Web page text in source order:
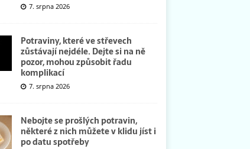
7. srpna 2026
Potraviny, které ve střevech
zůstávají nejdéle. Dejte si na ně
pozor, mohou způsobit řadu
komplikací
7. srpna 2026
Nebojte se prošlých potravin,
některé z nich můžete v klidu jíst i
po datu spotřeby